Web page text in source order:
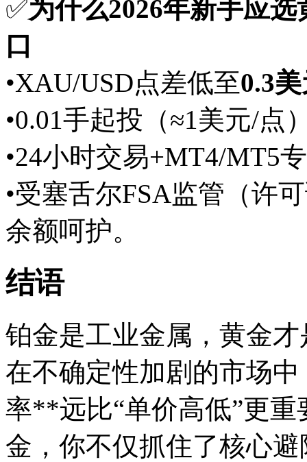
✅为什么2026年新手应
口
•XAU/USD点差低至0.3
•0.01手起投（≈1美元/点
•24小时交易+MT4/MT5
•受塞舌尔FSA监管（许
余额呵护。
结语
铂金是工业金属，黄金
在不确定性加剧的市场
率**远比“单价高低”更重
金，你不仅抓住了核心